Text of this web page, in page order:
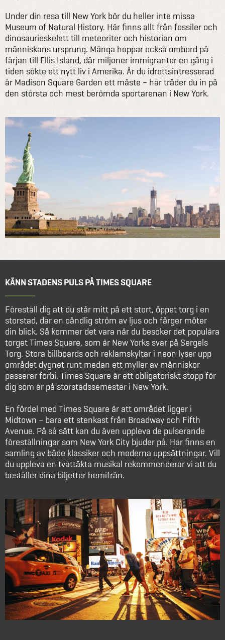
Under din resa till New York bör du heller inte missa
Museum of Natural History. Här finns allt från fossiler och
dinosaurieskelett till meteoriter och historian om
människans ursprung. Många hoppar också ombord på
färjan till Ellis Island, där miljoner immigranter en gång i
tiden sökte ett nytt liv i Amerika. Är du idrottsintresserad
är Madison Square Garden ett måste – här träder du in på
den största och mest berömda sportarenan i New York.
KÄNN STADENS PULS PÅ TIMES SQUARE
Föreställ dig att du står mitt på ett stort, öppet torg i en
storstad, där en oändlig ström av ljus och färger möter
din blick. Så kommer det vara när du besöker det populära
torget Times Square, som är New Yorks svar på Sergels
Torg. Stora billboards och reklamskyltar i neon lyser upp
området dygnet runt medan ett myller av människor
passerar förbi. Times Square är ett obligatoriskt stopp för
dig som är på storstadssemester i New York.
En fördel med Times Square är att området ligger i
Midtown – bara ett stenkast från Broadway och Fifth
Avenue. På så sätt kan du även uppleva de pulserande
föreställningar som New York City bjuder på. Här finns en
samling av både klassiker och moderna uppsättningar. Vill
du uppleva en tvättäkta musikal rekommenderar vi att du
beställer dina biljetter hemifrån.